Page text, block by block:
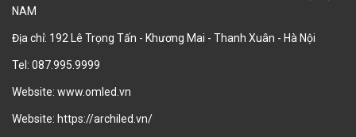
NAM
Địa chỉ: 192 Lê Trọng Tấn - Khương Mai - Thanh Xuân - Hà Nội
Tel: 087.995.9999
Website: www.omled.vn
Website: https://archiled.vn/